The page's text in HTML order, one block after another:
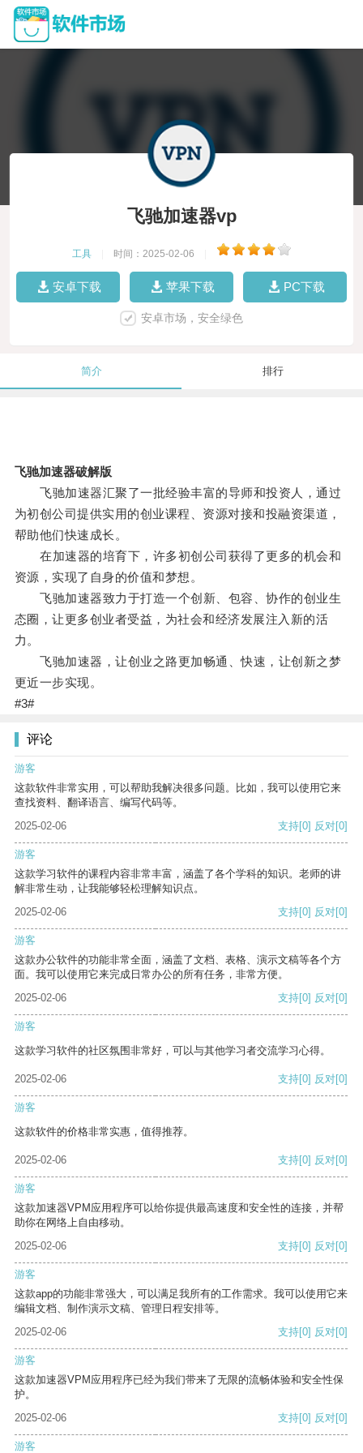
飞驰加速器vp
工具 时间：2025-02-06
安卓下载 苹果下载 PC下载
安卓市场，安全绿色
简介 排行
飞驰加速器破解版
飞驰加速器汇聚了一批经验丰富的导师和投资人，通过
为初创公司提供实用的创业课程、资源对接和投融资渠道，
帮助他们快速成长。
在加速器的培育下，许多初创公司获得了更多的机会和
资源，实现了自身的价值和梦想。
飞驰加速器致力于打造一个创新、包容、协作的创业生
态圈，让更多创业者受益，为社会和经济发展注入新的活
力。
飞驰加速器，让创业之路更加畅通、快速，让创新之梦
更近一步实现。
#3#
评论
游客
这款软件非常实用，可以帮助我解决很多问题。比如，我可以使用它来
查找资料、翻译语言、编写代码等。
2025-02-06
支持[0] 反对[0]
游客
这款学习软件的课程内容非常丰富，涵盖了各个学科的知识。老师的讲
解非常生动，让我能够轻松理解知识点。
2025-02-06
支持[0] 反对[0]
游客
这款办公软件的功能非常全面，涵盖了文档、表格、演示文稿等各个方
面。我可以使用它来完成日常办公的所有任务，非常方便。
2025-02-06
支持[0] 反对[0]
游客
这款学习软件的社区氛围非常好，可以与其他学习者交流学习心得。
2025-02-06 支持[0] 反对[0]
游客
这款软件的价格非常实惠，值得推荐。
2025-02-06 支持[0] 反对[0]
游客
这款加速器VPM应用程序可以给你提供最高速度和安全性的连接，并帮
助你在网络上自由移动。
2025-02-06
支持[0] 反对[0]
游客
这款app的功能非常强大，可以满足我所有的工作需求。我可以使用它来
编辑文档、制作演示文稿、管理日程安排等。
2025-02-06
支持[0] 反对[0]
游客
这款加速器VPM应用程序已经为我们带来了无限的流畅体验和安全性保
护。
2025-02-06
支持[0] 反对[0]
游客